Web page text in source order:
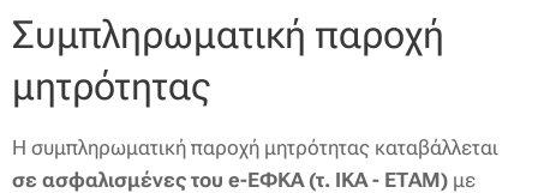
Συμπληρωματική παροχή
μητρότητας
Η συμπληρωματική παροχή μητρότητας καταβάλλεται
σε ασφαλισμένες του e-ΕΦΚΑ (τ. ΙΚΑ - ΕΤΑΜ) με